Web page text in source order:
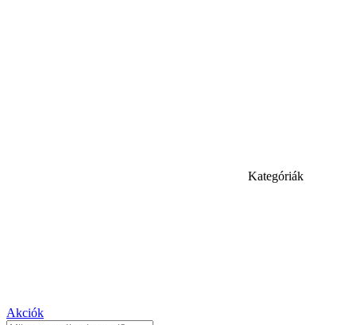
Kategóriák
Akciók